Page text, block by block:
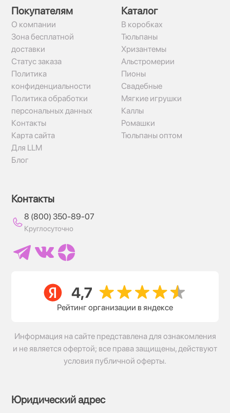
Покупателям
О компании
Зона бесплатной
доставки
Статус заказа
Политика
конфиденциальности
Политика обработки
персональных данных
Контакты
Карта сайта
Для LLM
Блог
Каталог
В коробках
Тюльпаны
Хризантемы
Альстромерии
Пионы
Свадебные
Мягкие игрушки
Каллы
Ромашки
Тюльпаны оптом
Контакты
8 (800) 350-89-07
Круглосуточно
Рейтинг организации в яндексе
Информация на сайте представлена для ознакомления
и не является офертой; все права защищены, действуют
условия публичной оферты.
Юридический адрес